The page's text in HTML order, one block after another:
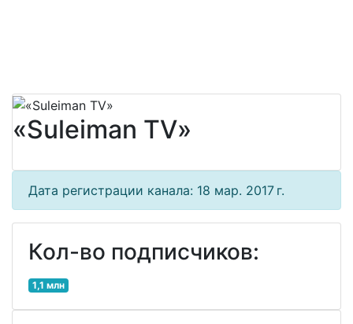
«Suleiman TV»
Дата регистрации канала: 18 мар. 2017 г.
Кол-во подписчиков:
1,1 млн